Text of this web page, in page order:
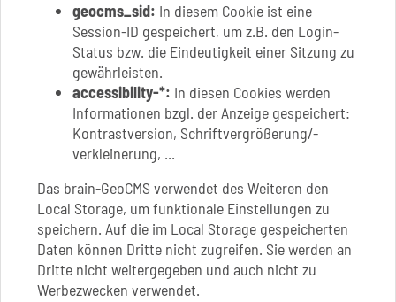
geocms_sid: In diesem Cookie ist eine
Session-ID gespeichert, um z.B. den Login-
Status bzw. die Eindeutigkeit einer Sitzung zu
gewährleisten.
accessibility-*: In diesen Cookies werden
Informationen bzgl. der Anzeige gespeichert:
Kontrastversion, Schriftvergrößerung/-
verkleinerung, ...
Das brain-GeoCMS verwendet des Weiteren den
Local Storage, um funktionale Einstellungen zu
speichern. Auf die im Local Storage gespeicherten
Daten können Dritte nicht zugreifen. Sie werden an
Dritte nicht weitergegeben und auch nicht zu
Werbezwecken verwendet.
Link zur Google-Maps Navigation
SOLEPARK Schönebeck/Bad Salzelmen
Eigenbetrieb der Stadt Schönebeck (Elbe)
Badepark 1
39218 Schönebeck (Elbe)
+49 3928 7055-42
info[at]solepark.de
www.visitschoenebeck.de
Infos zur Barrierefreiheit